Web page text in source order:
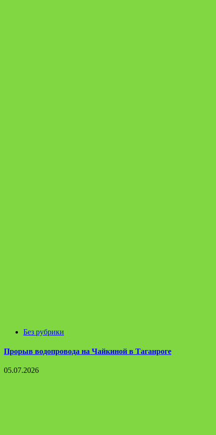
Без рубрики
Прорыв водопровода на Чайкиной в Таганроге
05.07.2026